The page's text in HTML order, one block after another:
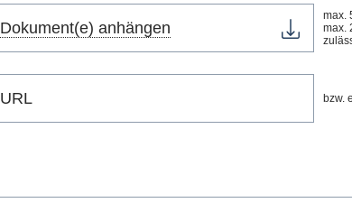
Dokument(e) anhängen
max.
max.
bzw.